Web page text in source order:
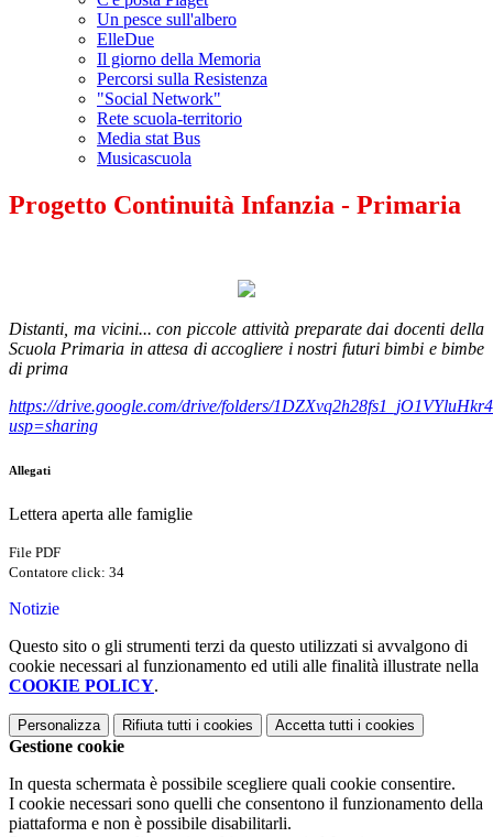
Un pesce sull'albero
ElleDue
Il giorno della Memoria
Percorsi sulla Resistenza
"Social Network"
Rete scuola-territorio
Media stat Bus
Musicascuola
Progetto Continuità Infanzia - Primaria
Distanti, ma vicini... con piccole attività preparate dai docenti della
Scuola Primaria in attesa di accogliere i nostri futuri bimbi e bimbe
di prima
https://drive.google.com/drive/folders/
usp=sharing
Allegati
Lettera aperta alle famiglie
File PDF
Contatore click: 34
Notizie
Questo sito o gli strumenti terzi da questo utilizzati si avvalgono di
cookie necessari al funzionamento ed utili alle finalità illustrate nella
COOKIE POLICY.
Personalizza Rifiuta tutti i cookies Accetta tutti i cookies
Gestione cookie
In questa schermata è possibile scegliere quali cookie consentire.
I cookie necessari sono quelli che consentono il funzionamento della
piattaforma e non è possibile disabilitarli.